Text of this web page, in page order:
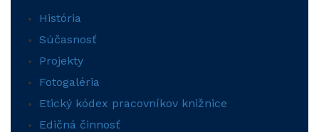
História
Súčasnosť
Projekty
Fotogaléria
Etický kódex pracovníkov knižnice
Edičná činnosť